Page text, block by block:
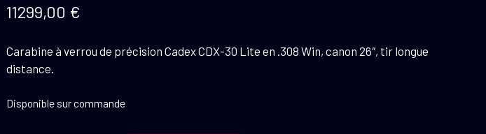
11299,00 €
Carabine à verrou de précision Cadex CDX-30 Lite en .308 Win, canon 26″, tir longue
distance.
Disponible sur commande